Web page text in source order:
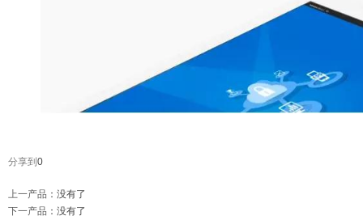
分享到 0
上一产品 ：没有了
下一产品 ：没有了